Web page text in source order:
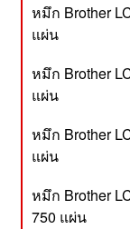
หมึก Brother
แผ่น
หมึก Brother
แผ่น
หมึก Brother
แผ่น
หมึก Brother
750 แผ่น